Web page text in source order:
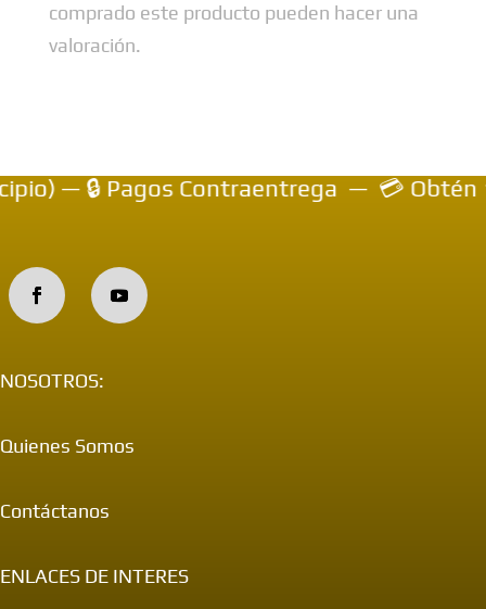
comprado este producto pueden hacer una
valoración.
🔒 Pagos Contraentrega — 💳 Obtén
NOSOTROS:
Quienes Somos
Contáctanos
ENLACES DE INTERES